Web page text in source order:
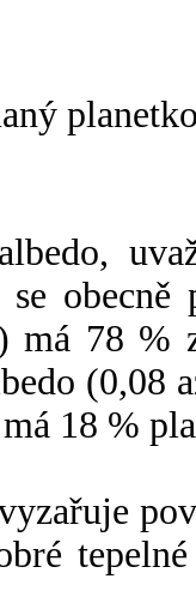
se
má 78 %
(0,08
18 %